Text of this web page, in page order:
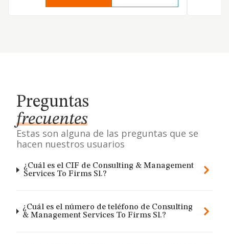
Preguntas
frecuentes
Estas son alguna de las preguntas que se
hacen nuestros usuarios
¿Cuál es el CIF de Consulting & Management
Services To Firms Sl.?
¿Cuál es el número de teléfono de Consulting
& Management Services To Firms Sl.?